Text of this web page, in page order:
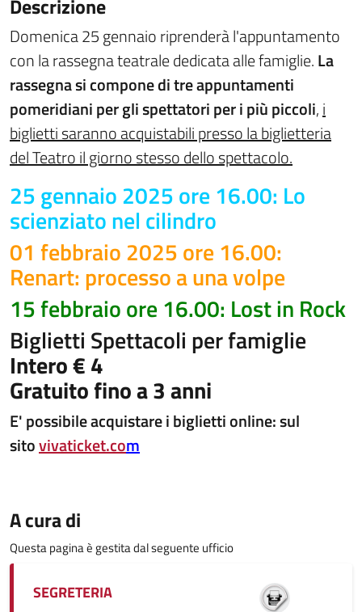
Descrizione
Domenica 25 gennaio riprenderà l'appuntamento
con la rassegna teatrale dedicata alle famiglie.La
rassegna si compone di tre appuntamenti
pomeridiani per gli spettatori per i più piccoli,i
biglietti saranno acquistabili presso la biglietteria
del Teatro il giorno stesso dello spettacolo.
25 gennaio 2025 ore 16.00: Lo
scienziato nel cilindro
01 febbraio 2025 ore 16.00:
Renart: processo a una volpe
15 febbraio ore 16.00: Lost in Rock
Biglietti Spettacoli per famiglie
Intero € 4
Gratuito fino a 3 anni
E' possibile acquistare i biglietti online: sul
sitovivaticket.com
A cura di
Questa pagina è gestita dal seguente ufficio
SEGRETERIA